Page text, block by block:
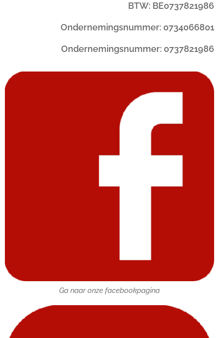
BTW: BE0737821986
Ondernemingsnummer: 0734066801
Ondernemingsnummer: 0737821986
Ga naar onze facebookpagina